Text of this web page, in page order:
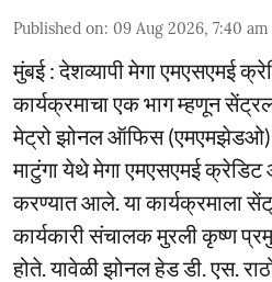
Published on: 09 Aug 2026, 7:40 am
मुंबई : देशव्यापी मेगा एमएसएमई
कार्यक्रमाचा एक भाग म्हणून
मेट्रो झोनल ऑफिस (एमएमझेडओ)
माटुंगा येथे मेगा एमएसएमई
करण्यात आले. या कार्यक्रमाला
कार्यकारी संचालक मुरली कृष्ण
होते. यावेळी झोनल हेड डी. एस.